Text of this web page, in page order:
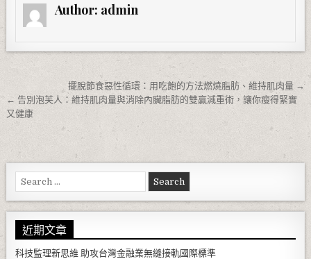
Author: admin
文章導覽擺脫節食惡性循環：用吃飽的方法燃燒脂肪、維持肌肉量 →
← 告別泡芙人：維持肌肉量與消除內臟脂肪的雙贏減重術，讓你瘦得緊實
又健康
Search for:
近期文章
科技監理新思維 助攻台灣金融業無縫接軌國際標準